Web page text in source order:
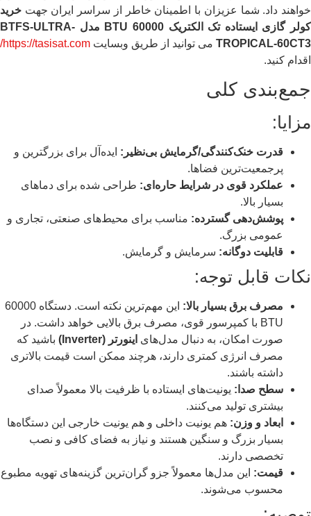
خواهند داد. شما عزیزان با اطمینان خاطر از سراسر ایران جهت خرید
کولر گازی ایستاده تک الکتریک 60000 BTU مدل BTFS-ULTRA-
TROPICAL-60CT3 ‌ می توانید از طریق وبسایت https://tasisat.com/
اقدام کنید.
جمع‌بندی کلی
مزایا:
قدرت خنک‌کنندگی/گرمایش بی‌نظیر: ایده‌آل برای بزرگترین و
پرجمعیت‌ترین فضاها.
عملکرد قوی در شرایط حاره‌ای: طراحی شده برای دماهای
بسیار بالا.
پوشش‌دهی گسترده: مناسب برای محیط‌های صنعتی، تجاری و
عمومی بزرگ.
قابلیت دوگانه: سرمایش و گرمایش.
نکات قابل توجه:
مصرف برق بسیار بالا:
این مهم‌ترین نکته است. دستگاه 60000
BTU با کمپرسور قوی، مصرف برق بالایی خواهد داشت. در
صورت امکان، به دنبال مدل‌های اینورتر (Inverter)
باشید که
مصرف انرژی کمتری دارند، هرچند ممکن است قیمت بالاتری
داشته باشند.
سطح صدا: یونیت‌های ایستاده با ظرفیت بالا معمولاً صدای
بیشتری تولید می‌کنند.
ابعاد و وزن: هم یونیت داخلی و هم یونیت خارجی این دستگاه‌ها
بسیار بزرگ و سنگین هستند و نیاز به فضای کافی و نصب
تخصصی دارند.
قیمت: این مدل‌ها معمولاً جزو گران‌ترین گزینه‌های تهویه مطبوع
محسوب می‌شوند.